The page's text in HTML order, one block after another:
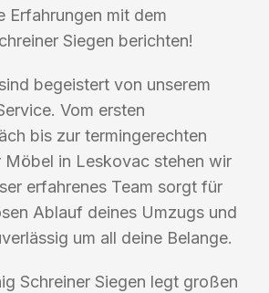
Erfahrungen mit dem
Siegen berichten!
begeistert von unserem
Vom ersten
bis zur termingerechten
Möbel in Leskovac stehen wir
erfahrenes Team sorgt für
Ablauf deines Umzugs und
um all deine Belange.
Schreiner Siegen legt großen